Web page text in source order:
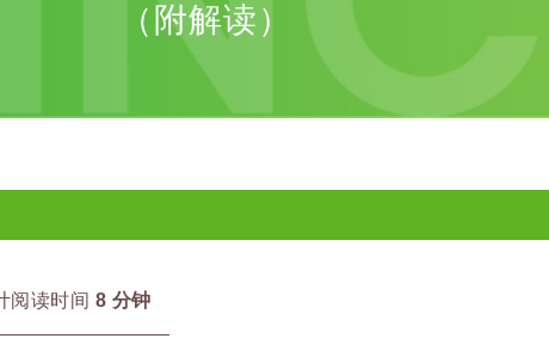
（附解读）
阅读时间 8 分钟